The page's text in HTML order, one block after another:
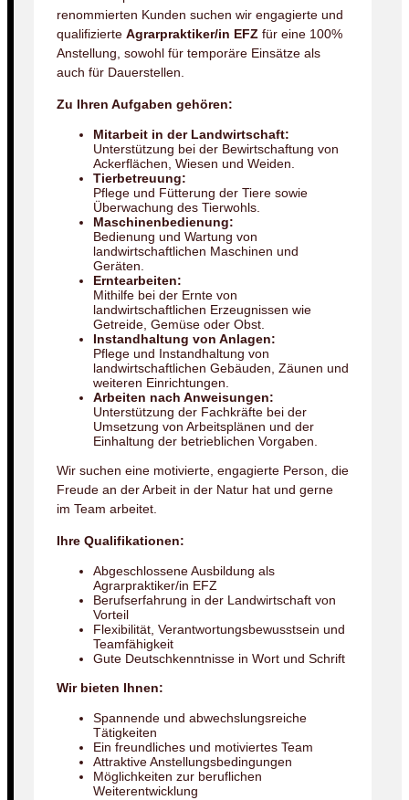
renommierten Kunden suchen wir engagierte und
qualifizierte Agrarpraktiker/in EFZ für eine 100%
Anstellung, sowohl für temporäre Einsätze als
auch für Dauerstellen.
Zu Ihren Aufgaben gehören:
Mitarbeit in der Landwirtschaft:
Unterstützung bei der Bewirtschaftung von
Ackerflächen, Wiesen und Weiden.
Tierbetreuung:
Pflege und Fütterung der Tiere sowie
Überwachung des Tierwohls.
Maschinenbedienung:
Bedienung und Wartung von
landwirtschaftlichen Maschinen und
Geräten.
Erntearbeiten:
Mithilfe bei der Ernte von
landwirtschaftlichen Erzeugnissen wie
Getreide, Gemüse oder Obst.
Instandhaltung von Anlagen:
Pflege und Instandhaltung von
landwirtschaftlichen Gebäuden, Zäunen und
weiteren Einrichtungen.
Arbeiten nach Anweisungen:
Unterstützung der Fachkräfte bei der
Umsetzung von Arbeitsplänen und der
Einhaltung der betrieblichen Vorgaben.
Wir suchen eine motivierte, engagierte Person, die
Freude an der Arbeit in der Natur hat und gerne
im Team arbeitet.
Ihre Qualifikationen:
Abgeschlossene Ausbildung als
Agrarpraktiker/in EFZ
Berufserfahrung in der Landwirtschaft von
Vorteil
Flexibilität, Verantwortungsbewusstsein und
Teamfähigkeit
Gute Deutschkenntnisse in Wort und Schrift
Wir bieten Ihnen:
Spannende und abwechslungsreiche
Tätigkeiten
Ein freundliches und motiviertes Team
Attraktive Anstellungsbedingungen
Möglichkeiten zur beruflichen
Weiterentwicklung